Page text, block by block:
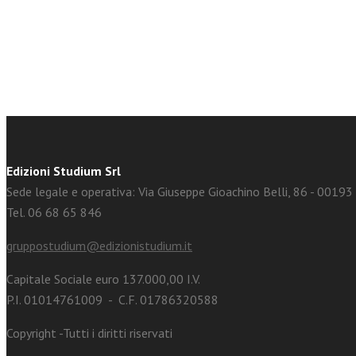
Edizioni Studium Srl
Sede legale e operativa: Via Giuseppe Gioachino Belli, 86 - 00193
Tel. 06 68 65 846
gruppostudium@edizionistudium.it
Capitale Sociale euro 137.000,00 I.V.
P.I. 01014761009 - C.F. 01786320588
Copyright -Tutti i diritti riservati